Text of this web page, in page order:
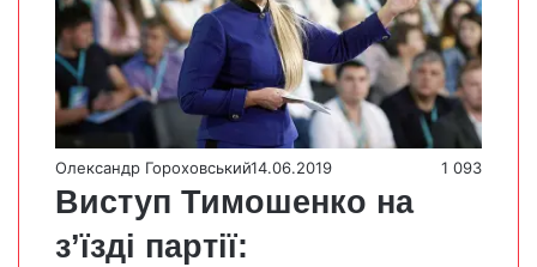
Олександр Гороховський14.06.2019 1 093
Виступ Тимошенко на
з’їзді партії: